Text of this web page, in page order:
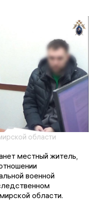
области
местный житель,
военной
области.